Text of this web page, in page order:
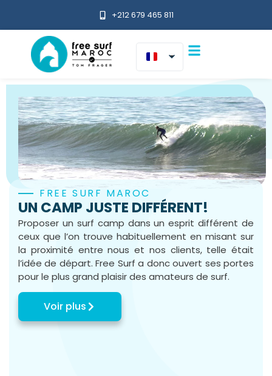
contact@freesurfmaroc.com
FREE SURF MAROC
UN CAMP JUSTE DIFFÉRENT!
Proposer un surf camp dans un esprit différent de
ceux que l’on trouve habituellement en misant sur
la proximité entre nous et nos clients, telle était
l’idée de départ. Free Surf a donc ouvert ses portes
pour le plus grand plaisir des amateurs de surf.
Voir plus